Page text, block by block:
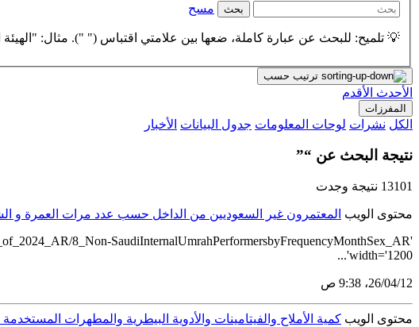
بحث مسح
💡 تلميح: للبحث عن عبارة كاملة، ضعها بين علامتي اقتباس (" "). مثال: "الهيئة
ترتيب حسب
الأحدث الأقدم
المفرزات
الكل نشرات لوحات المعلومات جدول البيانات الأخبار
نتيجة البحث عن “”
13101 نتيجة وجدت
محتوى الويب المعتمرون غير السعوديين من الداخل حسب عدد مرات العمرة و الشهر
8_Non-SaudiInternalUmrahPerformersbyFrequencyMonthSex_AR'
width='1200'...
12‏/04‏/26، 9:38 ص
محتوى الويب كمية الأملاح والفيتامينات والأدوية البيطرية والمطهرات المستخدمة